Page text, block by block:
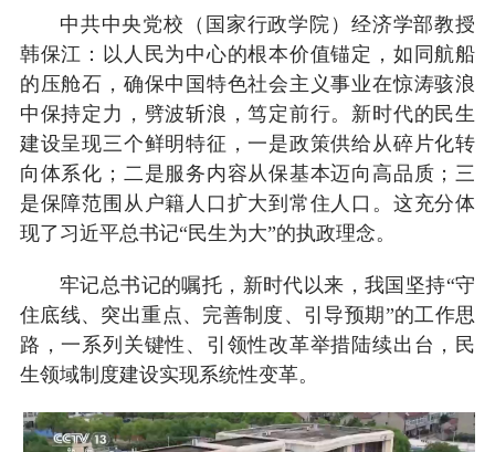
中共中央党校（国家行政学院）经济学部教授
韩保江：以人民为中心的根本价值锚定，如同航船
的压舱石，确保中国特色社会主义事业在惊涛骇浪
中保持定力，劈波斩浪，笃定前行。新时代的民生
建设呈现三个鲜明特征，一是政策供给从碎片化转
向体系化；二是服务内容从保基本迈向高品质；三
是保障范围从户籍人口扩大到常住人口。这充分体
现了习近平总书记“民生为大”的执政理念。
牢记总书记的嘱托，新时代以来，我国坚持“守
住底线、突出重点、完善制度、引导预期”的工作思
路，一系列关键性、引领性改革举措陆续出台，民
生领域制度建设实现系统性变革。